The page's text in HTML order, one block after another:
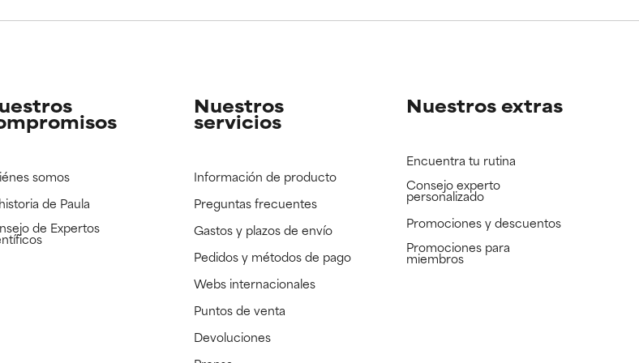
la información científica disponible pendiente de revisar.
la información científica disponible pendiente de revisar.
somos
de Paula
de Expertos
Nuestros
servicios
Información de producto
Preguntas frecuentes
Gastos y plazos de envío
Pedidos y métodos de pago
Webs internacionales
Puntos de venta
Devoluciones
Nuestros extras
Encuentra tu rutina
Consejo experto
personalizado
Promociones y descuentos​
Promociones para
miembros